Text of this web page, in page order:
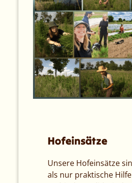
Hofeinsätze
Unsere Hofeinsätze
als nur praktische